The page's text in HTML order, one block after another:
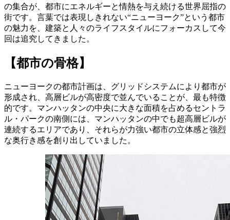
の集合が、都市にエネルギーと情熱を与え続ける世界屈指の
街です。言葉では表現しきれない“ニューヨーク”という都市
の魅力を、建築と人々のライフスタイルにフォーカスして今
回は追究してきました。
【都市の骨格】
ニューヨークの都市計画は、グリッドシステムにより都市が
形成され、高層ビルが高密度で並んでいることが、最も特徴
的です。マンハッタンの中央に大きな面積を占めるセントラ
ル・パークの南側には、マンハッタンの中でも超高層ビルが
連続するエリアであり、それらが力強い都市の立体感と強烈
な奥行き感を創り出していました。